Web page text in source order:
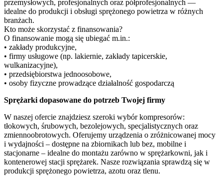
przemysłowych, profesjonalnych oraz półprofesjonalnych —
idealne do produkcji i obsługi sprężonego powietrza w różnych
branżach.
Kto może skorzystać z finansowania?
O finansowanie mogą się ubiegać m.in.:
• zakłady produkcyjne,
• firmy usługowe (np. lakiernie, zakłady tapicerskie,
wulkanizacyjne),
• przedsiębiorstwa jednoosobowe,
• osoby fizyczne prowadzące działalność gospodarczą
Sprężarki dopasowane do potrzeb Twojej firmy
W naszej ofercie znajdziesz szeroki wybór kompresorów:
tłokowych, śrubowych, bezolejowych, specjalistycznych oraz
zmiennoobrotowych. Oferujemy urządzenia o zróżnicowanej mocy
i wydajności – dostępne na zbiornikach lub bez, mobilne i
stacjonarne – idealne do montażu zarówno w sprężarkowni, jak i
kontenerowej stacji sprężarek. Nasze rozwiązania sprawdzą się w
produkcji sprężonego powietrza, azotu oraz tlenu.